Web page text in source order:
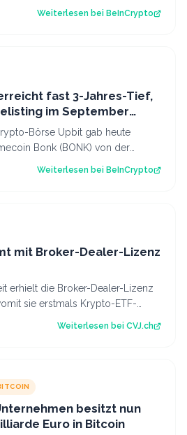
von 12 Mi…
Weiterlesen bei BeInCrypto
fast 3-Jahres-Tief,
im September
Börse Upbit gab heute
Bonk (BONK) von der
Weiterlesen bei BeInCrypto
mit Broker-Dealer-Lizenz
erhielt die Broker-Dealer-Lizenz
sie erstmals Krypto-ETF-
Weiterlesen bei CVJ.ch
besitzt nun
Euro in Bitcoin